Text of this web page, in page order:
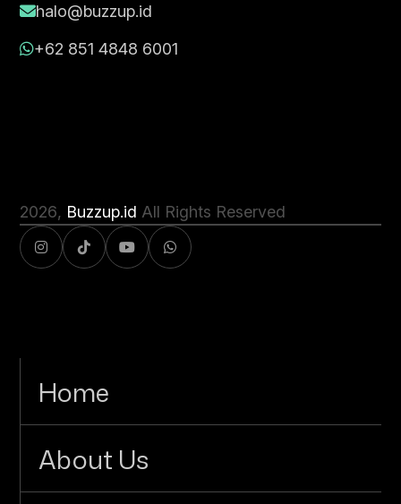
halo@buzzup.id
+62 851 4848 6001
2026, Buzzup.id All Rights Reserved